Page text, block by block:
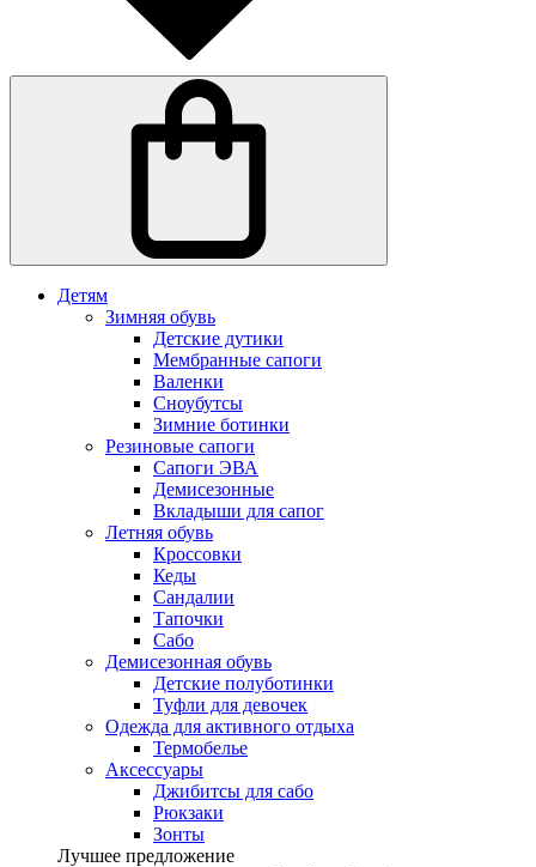
Детям
Зимняя обувь
Детские дутики
Мембранные сапоги
Валенки
Сноубутсы
Зимние ботинки
Резиновые сапоги
Сапоги ЭВА
Демисезонные
Вкладыши для сапог
Летняя обувь
Кроссовки
Кеды
Сандалии
Тапочки
Сабо
Демисезонная обувь
Детские полуботинки
Туфли для девочек
Одежда для активного отдыха
Термобелье
Аксессуары
Джибитсы для сабо
Рюкзаки
Зонты
Лучшее предложение